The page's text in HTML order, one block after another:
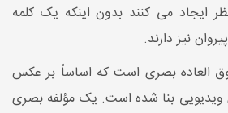
ایجاد می کنند بدون اینکه یک کلمه
نیز دارند.
فوق العاده بصری است که اساساً بر عکس
بنا شده است. یک مؤلفه بصری